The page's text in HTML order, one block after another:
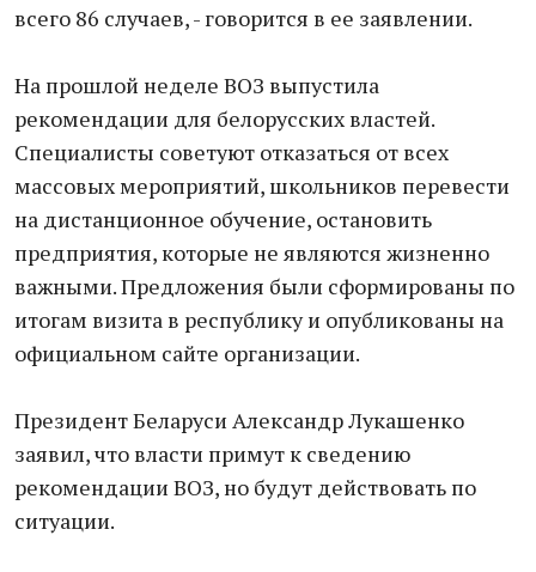
всего 86 случаев, - говорится в ее заявлении.
На прошлой неделе ВОЗ выпустила
рекомендации для белорусских властей.
Специалисты советуют отказаться от всех
массовых мероприятий, школьников перевести
на дистанционное обучение, остановить
предприятия, которые не являются жизненно
важными. Предложения были сформированы по
итогам визита в республику и опубликованы на
официальном сайте организации.
Президент Беларуси Александр Лукашенко
заявил, что власти примут к сведению
рекомендации ВОЗ, но будут действовать по
ситуации.